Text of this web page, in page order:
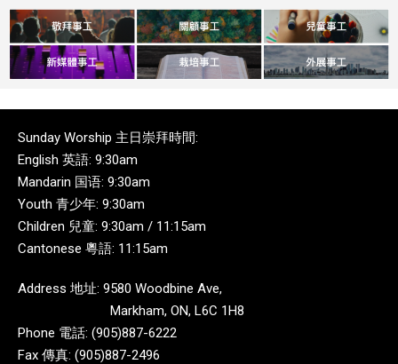
Sunday Worship 主日崇拜時間:
English 英語: 9:30am
Mandarin 国语: 9:30am
Youth 青少年: 9:30am
Children 兒童: 9:30am / 11:15am
Cantonese 粵語: 11:15am
Address 地址: 9580 Woodbine Ave,
Markham, ON, L6C 1H8
Phone 電話: (905)887-6222
Fax 傳真: (905)887-2496